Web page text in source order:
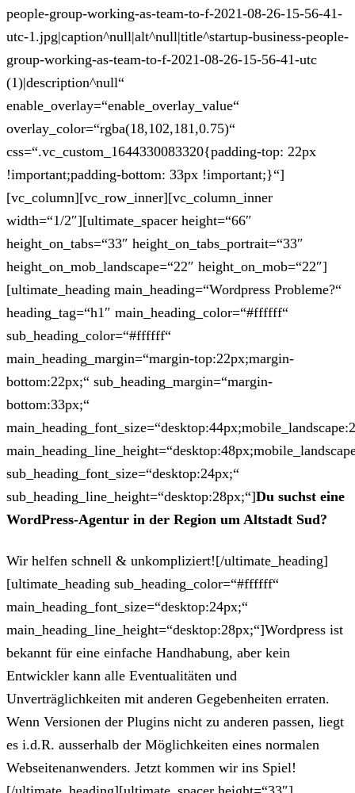
people-group-working-as-team-to-f-2021-08-26-15-56-41-
utc-1.jpg|caption^null|alt^null|title^startup-business-people-
group-working-as-team-to-f-2021-08-26-15-56-41-utc
(1)|description^null“
enable_overlay=“enable_overlay_value“
overlay_color=“rgba(18,102,181,0.75)“
css=“.vc_custom_1644330083320{padding-top: 22px
!important;padding-bottom: 33px !important;}“]
[vc_column][vc_row_inner][vc_column_inner
width=“1/2″][ultimate_spacer height=“66″
height_on_tabs=“33″ height_on_tabs_portrait=“33″
height_on_mob_landscape=“22″ height_on_mob=“22″]
[ultimate_heading main_heading=“Wordpress Probleme?“
heading_tag=“h1″ main_heading_color=“#ffffff“
sub_heading_color=“#ffffff“
main_heading_margin=“margin-top:22px;margin-
bottom:22px;“ sub_heading_margin=“margin-
bottom:33px;“
sub_heading_font_size=“desktop:24px;“
sub_heading_line_height=“desktop:28px;“]Du suchst eine
WordPress-Agentur in der Region um Altstadt Sud?
Wir helfen schnell & unkompliziert![/ultimate_heading]
[ultimate_heading sub_heading_color=“#ffffff“
main_heading_font_size=“desktop:24px;“
main_heading_line_height=“desktop:28px;“]Wordpress ist
bekannt für eine einfache Handhabung, aber kein
Entwickler kann alle Eventualitäten und
Unverträglichkeiten mit anderen Gegebenheiten erraten.
Wenn Versionen der Plugins nicht zu anderen passen, liegt
es i.d.R. ausserhalb der Möglichkeiten eines normalen
Webseitenanwenders. Jetzt kommen wir ins Spiel!